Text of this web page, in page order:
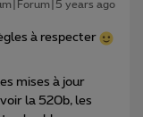
years ago
à respecter
mises à jour
la 520b, les